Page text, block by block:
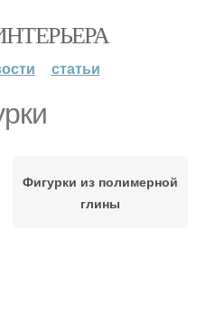
статьи
Фигурки из полимерной
глины